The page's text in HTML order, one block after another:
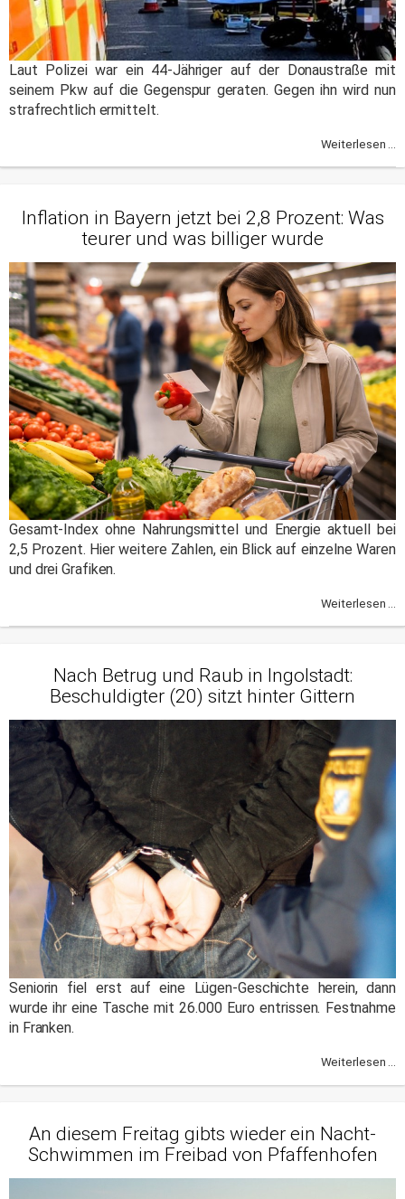
Laut Polizei war ein 44-Jähriger auf der Donaustraße mit
seinem Pkw auf die Gegenspur geraten. Gegen ihn wird nun
strafrechtlich ermittelt.
Weiterlesen ...
Inflation in Bayern jetzt bei 2,8 Prozent: Was
teurer und was billiger wurde
Gesamt-Index ohne Nahrungsmittel und Energie aktuell bei
2,5 Prozent. Hier weitere Zahlen, ein Blick auf einzelne Waren
und drei Grafiken.
Weiterlesen ...
Nach Betrug und Raub in Ingolstadt:
Beschuldigter (20) sitzt hinter Gittern
Seniorin fiel erst auf eine Lügen-Geschichte herein, dann
wurde ihr eine Tasche mit 26.000 Euro entrissen. Festnahme
in Franken.
Weiterlesen ...
An diesem Freitag gibts wieder ein Nacht-
Schwimmen im Freibad von Pfaffenhofen